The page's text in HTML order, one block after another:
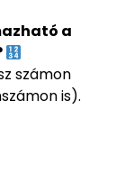
a
számon
is).